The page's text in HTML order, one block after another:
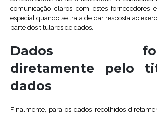
comunicação claros com estes fornecedores
especial quando se trata de dar resposta ao
parte dos titulares de dados.
Dados
diretamente pelo
dados
Finalmente, para os dados recolhidos